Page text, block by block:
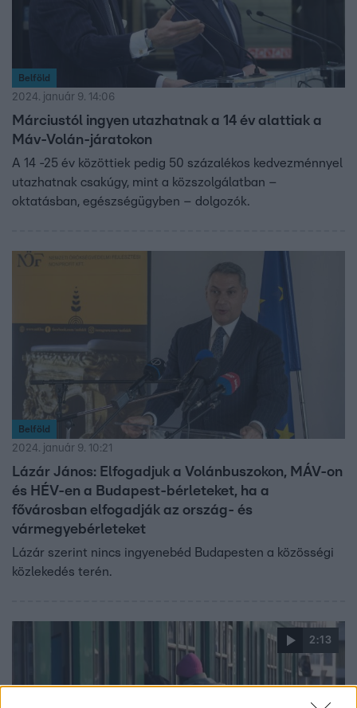
Belföld
2024. január 9. 14:06
Márciustól ingyen utazhatnak a 14 év alattiak a
Máv-Volán-járatokon
A 14 -25 év közöttiek pedig 50 százalékos kedvezménnyel
utazhatnak csakúgy, mint a közszolgálatban –
oktatásban, egészségügyben – dolgozók.
Belföld
2024. január 9. 10:21
Lázár János: Elfogadjuk a Volánbuszokon, MÁV-on
és HÉV-en a Budapest-bérleteket, ha a
fővárosban elfogadják az ország- és
vármegyebérleteket
Lázár szerint nincs ingyenebéd Budapesten a közösségi
közlekedés terén.
2:13